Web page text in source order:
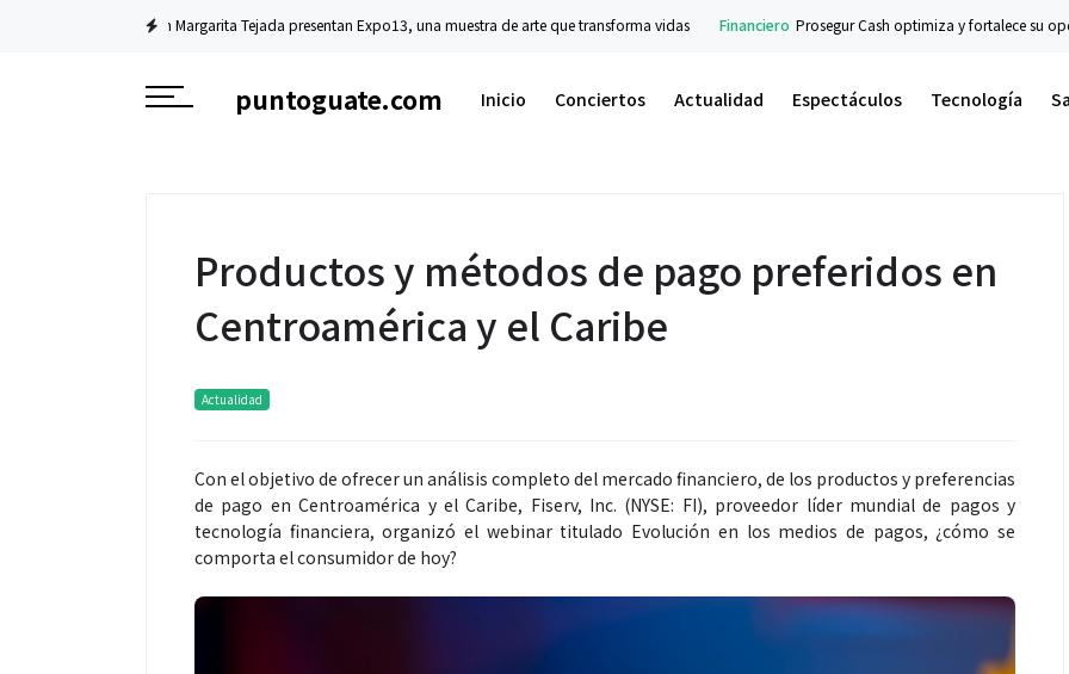
Tejada presentan Expo13, una muestra de arte que transforma vidas Financiero Prosegur Cash optimiza y fortalece su operación y procesos con la
puntoguate.com Inicio Conciertos Actualidad Espectáculos Tecnología
Productos y métodos de pago preferidos en
Centroamérica y el Caribe
Actualidad
Con el objetivo de ofrecer un análisis completo del mercado financiero, de los productos y preferencias
de pago en Centroamérica y el Caribe, Fiserv, Inc. (NYSE: FI), proveedor líder mundial de pagos y
tecnología financiera, organizó el webinar titulado Evolución en los medios de pagos, ¿cómo se
comporta el consumidor de hoy?